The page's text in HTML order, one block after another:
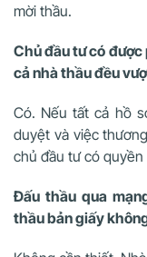
mời thầu.
Chủ đầu tư có
cả nhà thầu đều
Có. Nếu tất cả hồ
duyệt và việc
chủ đầu tư có
Đấu thầu qua
thầu bản giấy